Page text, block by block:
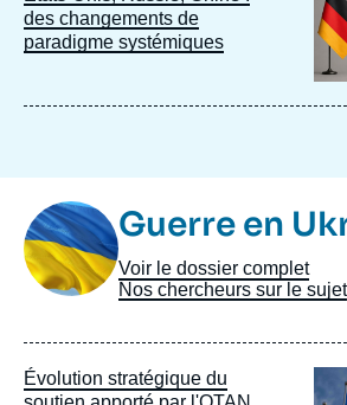
des changements de
paradigme systémiques
Image
TaxonomieGuerre en
Voir le dossier complet
Nos chercheurs sur le sujet
Évolution stratégique du